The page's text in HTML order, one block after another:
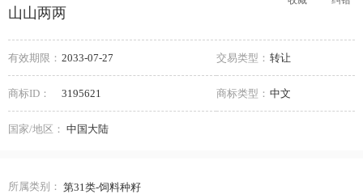
山山两两
有效期限： 2033-07-27 交易类型： 转让
商标ID： 3195621 商标类型： 中文
国家/地区： 中国大陆
所属类别： 第31类-饲料种籽